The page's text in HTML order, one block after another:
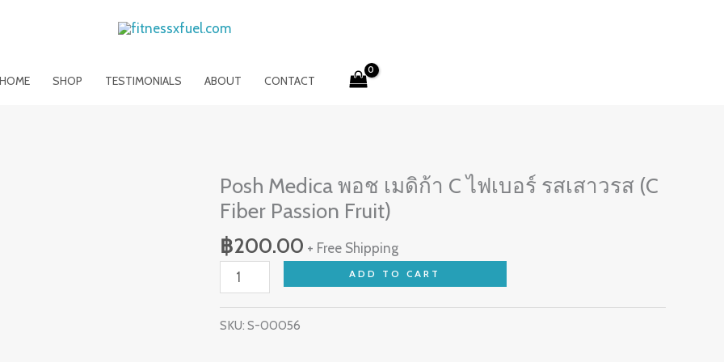
HOME SHOP TESTIMONIALS ABOUT CONTACT
Posh Medica พอช เมดิก้า C ไฟเบอร์ รสเสาวรส (C
Fiber Passion Fruit)
฿200.00 + Free Shipping
Medica
พอช
เม
ดิก้
C
ไฟเบอร์
ADD TO CART
SKU: S-00056